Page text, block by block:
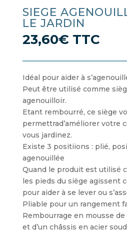
SIEGE
LE JARDIN
23,60€ TTC
Idéal pour aider à
Peut être utilisé comme
agenouilloir.
Etant rembourré, ce siège
permettrad’améliorer votre
vous jardinez.
Existe 3 positiions : plié,
agenouillée
Quand le produit est utilisé
les pieds du siège agissent
pour aider à se lever ou
Pliable pour un rangement
Rembourrage en mousse de
et d’un châssis en acier